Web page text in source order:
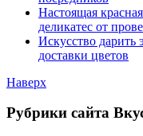
Настоящая
деликатес от
Искусство
доставки цветов
Наверх
Рубрики сайта